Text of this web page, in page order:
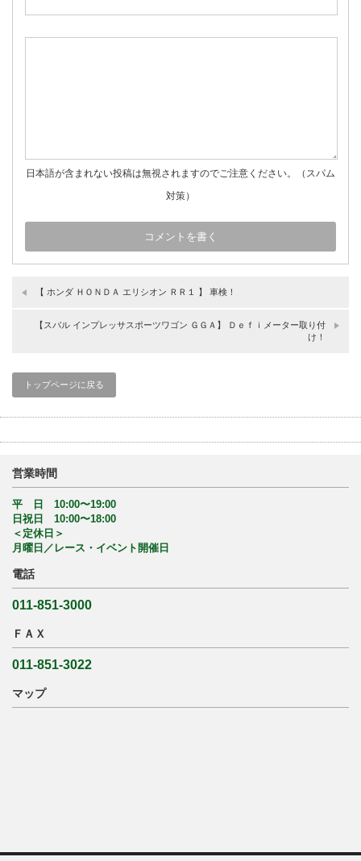
日本語が含まれない投稿は無視されますのでご注意ください。（スパム
対策）
【 ホンダ ＨＯＮＤＡ エリシオン ＲＲ１ 】 車検！
【スバル インプレッサスポーツワゴン ＧＧＡ】 Ｄｅｆｉメーター取り付
け！
トップページに戻る
営業時間
平 日 10:00〜19:00
日祝日 10:00〜18:00
＜定休日＞
月曜日／レース・イベント開催日
電話
011-851-3000
ＦＡＸ
011-851-3022
マップ